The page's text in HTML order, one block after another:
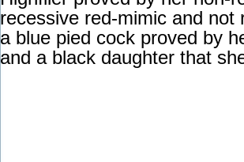
recessive red-mimic and
a blue pied cock proved by
and a black daughter that